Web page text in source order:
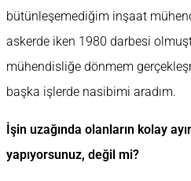
bütünleşemediğim inşaat
askerde iken 1980 darbesi
mühendisliğe dönmem
başka işlerde nasibimi aradım.
İşin uzağında olanların kolay
yapıyorsunuz, değil mi?